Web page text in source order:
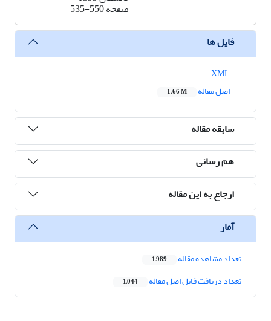
صفحه535-550
فایل ها
اصل مقاله
1.66 M
سابقه مقاله
هم رسانی
ارجاع به این مقاله
آمار
تعداد مشاهده مقاله 1,989
تعداد دریافت فایل اصل مقاله 1,044